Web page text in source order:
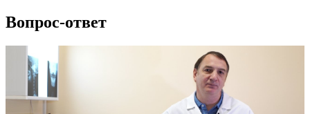
Вопрос-ответ